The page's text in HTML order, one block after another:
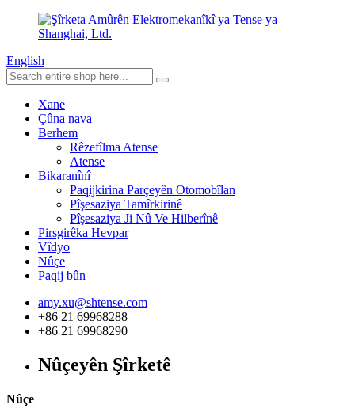
English
Xane
Çûna nava
Berhem
Rêzefîlma Atense
Atense
Bikaranînî
Paqijkirina Parçeyên Otomobîlan
Pîşesaziya Tamîrkirinê
Pîşesaziya Ji Nû Ve Hilberînê
Pirsgirêka Hevpar
Vîdyo
Nûçe
Paqij bûn
amy.xu@shtense.com
+86 21 69968288
+86 21 69968290
Nûçeyên Şîrketê
Nûçe